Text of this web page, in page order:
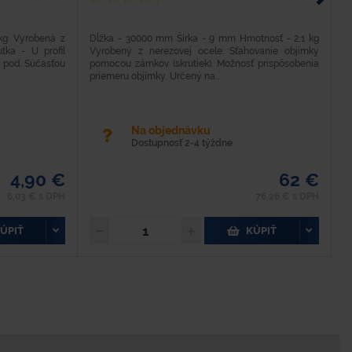
Vyrobená z
- U profil
Súčasťou
4,90 €
Dĺžka - 30000 mm Šírka - 9 mm Hmotnosť - 2,1 kg
Vyrobený z nerezovej ocele. Sťahovanie objímky
pomocou zámkov (skrutiek). Možnosť prispôsobenia
priemeru objímky. Určený na...
Na objednávku
Dostupnosť 2-4 týždne
62 €
KÚPIŤ